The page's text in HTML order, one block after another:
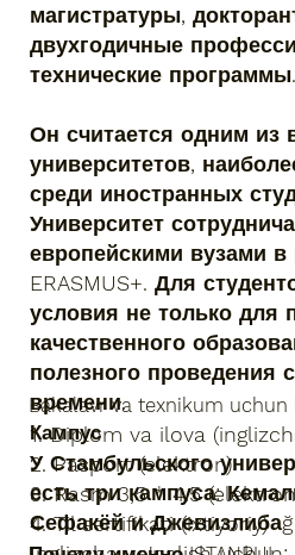
магистратуры,
двухгодичные
технические программы.
Он считается одним из
университетов,
среди иностранных
Университет
европейскими вузами
ERASMUS+. Для
условия не только для
качественного
полезного проведения
времени.
Кампус
У Стамбульского
есть три кампуса:
Сефакёй и Джевизлибаğ
Bakalavr va texnikum
1. Diplom va ilova
2. Pasport (elektron)
3. Rasm 3,5 * 4.5
4. Til sertifikati (ixtiyoriy)